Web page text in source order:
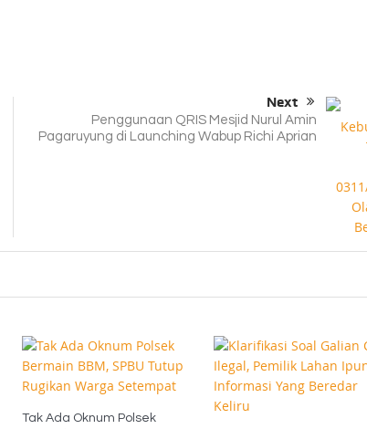
Next
Penggunaan QRIS Mesjid Nurul Amin
Pagaruyung di Launching Wabup Richi Aprian
Tak Ada Oknum Polsek